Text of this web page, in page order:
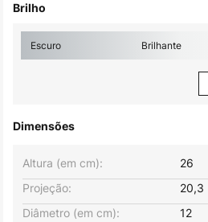
Brilho
Escuro Brilhante
Dimensões
Altura (em cm):
26
Projeção:
20,3
Diâmetro (em cm):
12